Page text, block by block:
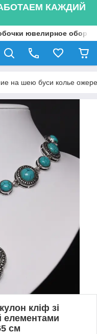
КАЖДИЙ
ювелирное
на шею буси колье
кліф зі
елементами
см